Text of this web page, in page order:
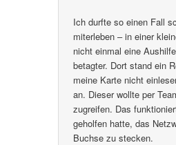
Ich durfte so einen Fall
miterleben – in einer
nicht einmal eine
betagter. Dort stand ein
meine Karte nicht
an. Dieser wollte per
zugreifen. Das
geholfen hatte, das
Buchse zu stecken.